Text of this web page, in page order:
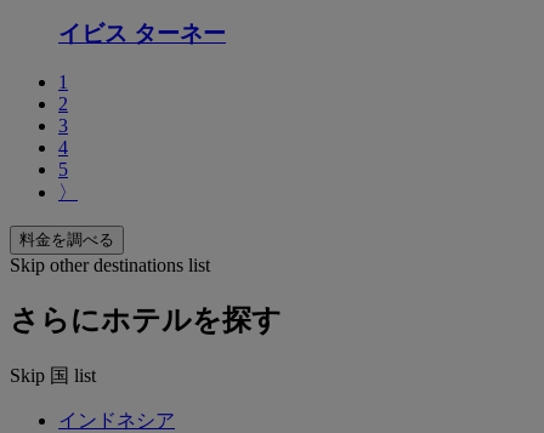
イビス ターネー
1
2
3
4
5
〉
料金を調べる
Skip other destinations list
さらにホテルを探す
Skip 国 list
インドネシア